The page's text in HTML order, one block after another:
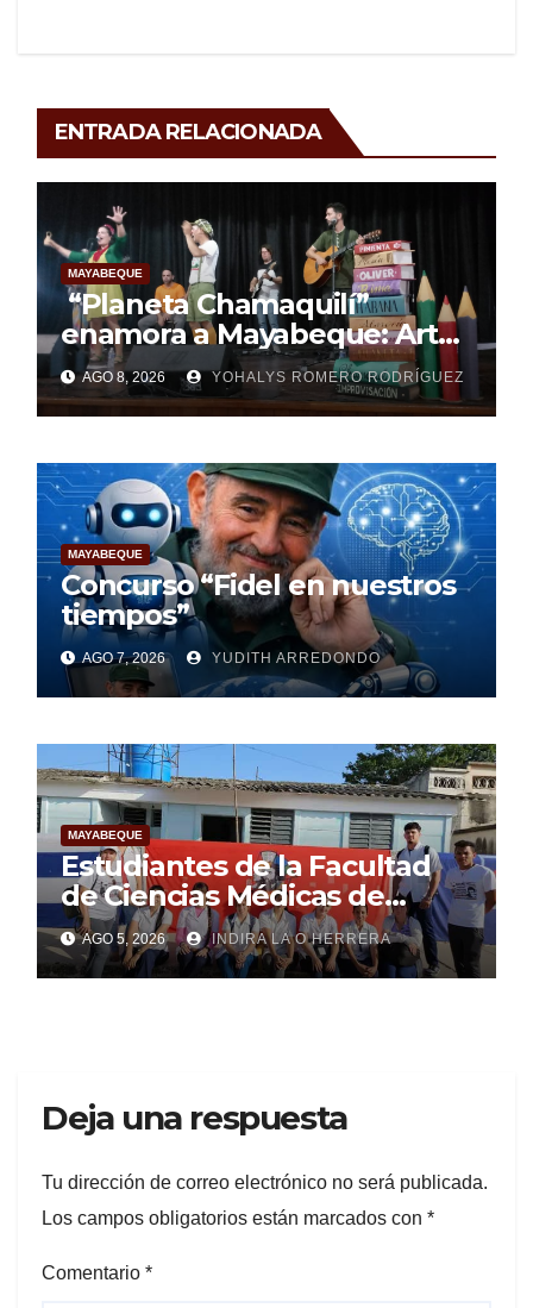
ENTRADA RELACIONADA
MAYABEQUE
“Planeta Chamaquilí”
enamora a Mayabeque: Arte,
poesía y amor en la Semana
Mundial de la Lactancia
Materna
AGO 8, 2026 YOHALYS ROMERO RODRÍGUEZ
MAYABEQUE
Concurso “Fidel en nuestros
tiempos”
AGO 7, 2026 YUDITH ARREDONDO
MAYABEQUE
Estudiantes de la Facultad
de Ciencias Médicas de
Mayabeque realizan
pesquisa
AGO 5, 2026 INDIRA LA O HERRERA
Deja una respuesta
Tu dirección de correo electrónico no será publicada.
Los campos obligatorios están marcados con *
Comentario *